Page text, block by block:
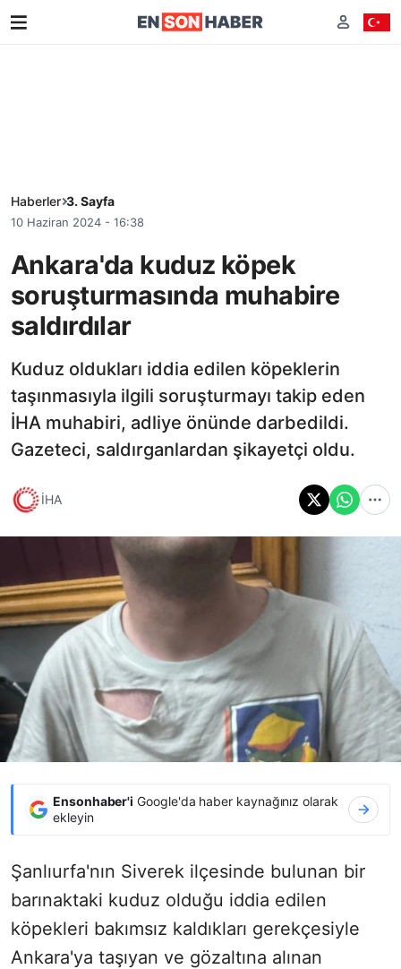
Haberler 3. Sayfa
10 Haziran 2024 - 16:38
Ankara'da kuduz köpek
soruşturmasında muhabire
saldırdılar
Kuduz oldukları iddia edilen köpeklerin
taşınmasıyla ilgili soruşturmayı takip eden
İHA muhabiri, adliye önünde darbedildi.
Gazeteci, saldırganlardan şikayetçi oldu.
İHA
Ensonhaber'i Google'da haber kaynağınız olarak
ekleyin
Şanlıurfa'nın Siverek ilçesinde bulunan bir
barınaktaki kuduz olduğu iddia edilen
köpekleri bakımsız kaldıkları gerekçesiyle
Ankara'ya taşıyan ve gözaltına alınan